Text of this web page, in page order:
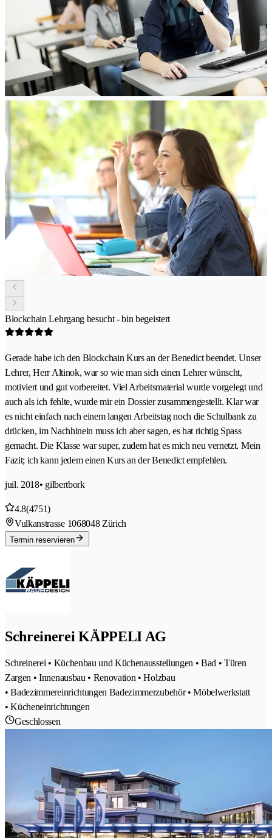
Blockchain Lehrgang besucht - bin begeistert
Gerade habe ich den Blockchain Kurs an der Benedict beendet. Unser
Lehrer, Herr Altinok, war so wie man sich einen Lehrer wünscht,
motiviert und gut vorbereitet. Viel Arbeitsmaterial wurde vorgelegt und
auch als ich fehlte, wurde mir ein Dossier zusammengestellt. Klar war
es nicht einfach nach einem langen Arbeitstag noch die Schulbank zu
drücken, im Nachhinein muss ich aber sagen, es hat richtig Spass
gemacht. Die Klasse war super, zudem hat es mich neu vernetzt. Mein
Fazit; ich kann jedem einen Kurs an der Benedict empfehlen.
juil. 2018• gilbertbork
4.8(4751)
Vulkanstrasse 1068048 Zürich
Termin reservieren
Schreinerei KÄPPELI AG
Schreinerei • Küchenbau und Küchenausstellungen • Bad • Türen
Zargen • Innenausbau • Renovation • Holzbau
• Badezimmereinrichtungen Badezimmerzubehör • Möbelwerkstatt
• Kücheneinrichtungen
Geschlossen